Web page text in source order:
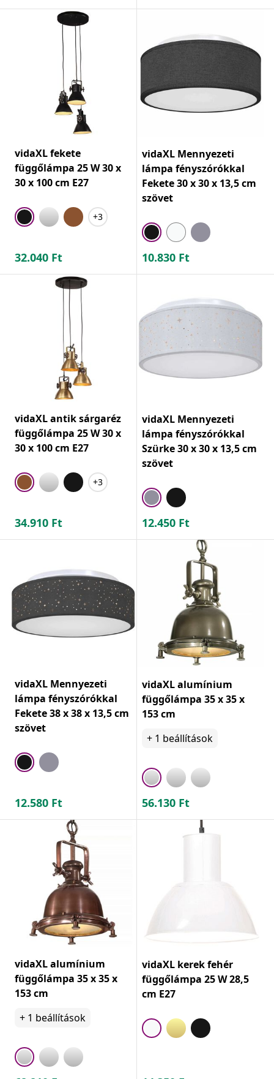
vidaXL fekete
függőlámpa 25 W 30 x
30 x 100 cm E27
+3
32.040 Ft
vidaXL Mennyezeti
lámpa fényszórókkal
Fekete 30 x 30 x 13,5 cm
szövet
10.830 Ft
vidaXL antik sárgaréz
függőlámpa 25 W 30 x
30 x 100 cm E27
+3
34.910 Ft
vidaXL Mennyezeti
lámpa fényszórókkal
Szürke 30 x 30 x 13,5 cm
szövet
12.450 Ft
vidaXL Mennyezeti
lámpa fényszórókkal
Fekete 38 x 38 x 13,5 cm
szövet
12.580 Ft
vidaXL alumínium
függőlámpa 35 x 35 x
153 cm
+ 1 beállítások
56.130 Ft
vidaXL alumínium
függőlámpa 35 x 35 x
153 cm
+ 1 beállítások
vidaXL kerek fehér
függőlámpa 25 W 28,5
cm E27